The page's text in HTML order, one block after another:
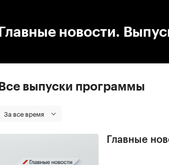
Главные новости.
Все выпуски программы
За все время
Главные